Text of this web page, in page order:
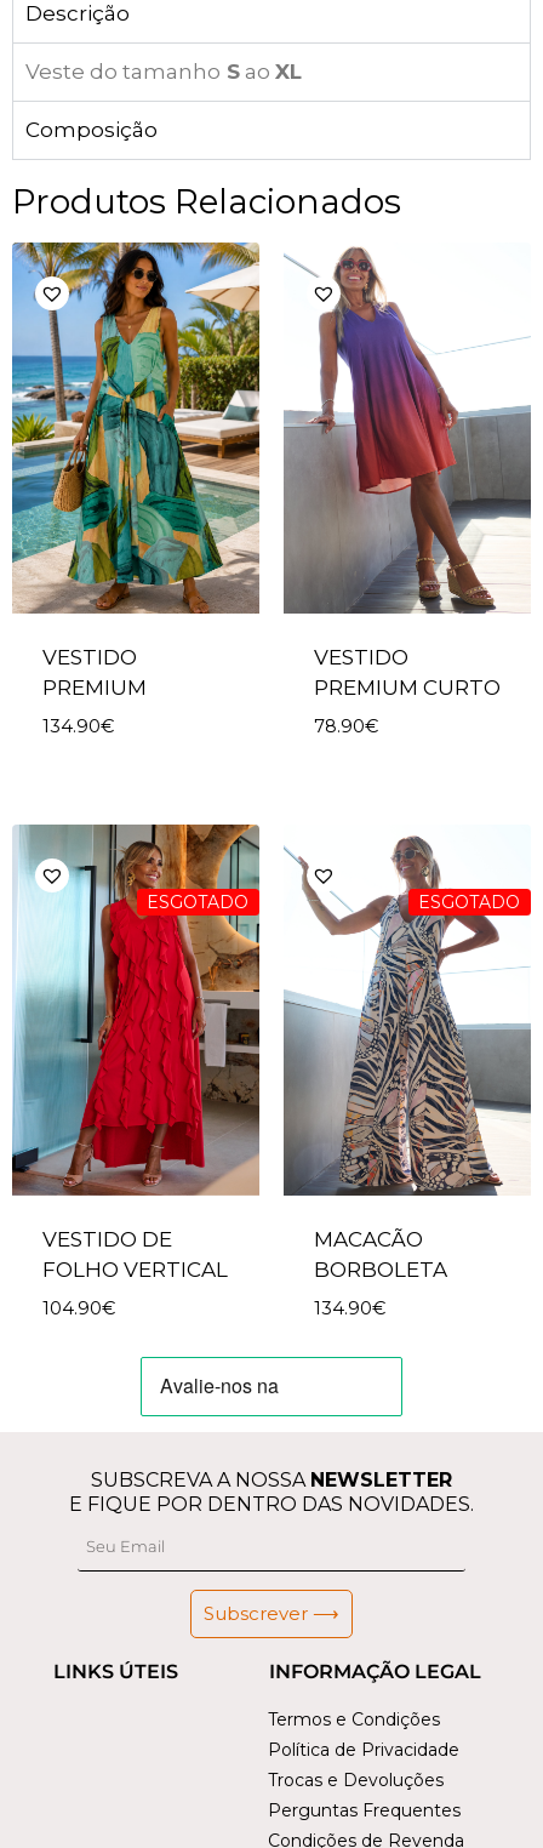
Descrição
Veste do tamanho S ao XL
Composição
Produtos Relacionados
VESTIDO
PREMIUM
134.90€
VESTIDO
PREMIUM CURTO
78.90€
ESGOTADO
VESTIDO DE
FOLHO VERTICAL
104.90€
ESGOTADO
MACACÃO
BORBOLETA
134.90€
INFORMAÇÃO LEGAL
Termos e Condições
Política de Privacidade
Trocas e Devoluções
Perguntas Frequentes
Condições de Revenda
LINKS ÚTEIS
SUBSCREVA A NOSSA NEWSLETTER
E FIQUE POR DENTRO DAS NOVIDADES.
Subscrever ⟶